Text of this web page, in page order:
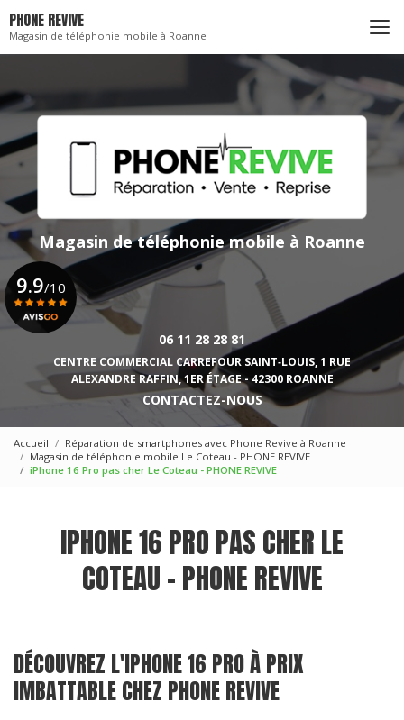
au
contenu
principal
PHONE REVIVE
Magasin de téléphonie mobile à Roanne
Magasin de téléphonie mobile à Roanne
06 11 28 28 81
CENTRE COMMERCIAL CARREFOUR SAINT‑LOUIS, 1 RUE
ALEXANDRE RAFFIN, 1ER ÉTAGE - 42300 ROANNE
CONTACTEZ-NOUS
9.9/10
Accueil
Réparation de smartphones avec Phone Revive à Roanne
Magasin de téléphonie mobile Le Coteau - PHONE REVIVE
iPhone 16 Pro pas cher Le Coteau - PHONE REVIVE
IPHONE 16 PRO PAS CHER LE
COTEAU - PHONE REVIVE
DÉCOUVREZ L'IPHONE 16 PRO À PRIX
IMBATTABLE CHEZ PHONE REVIVE